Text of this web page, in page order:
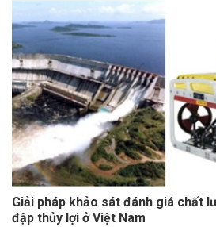
Giải pháp khảo sát đánh giá chất
đập thủy lợi ở Việt Nam